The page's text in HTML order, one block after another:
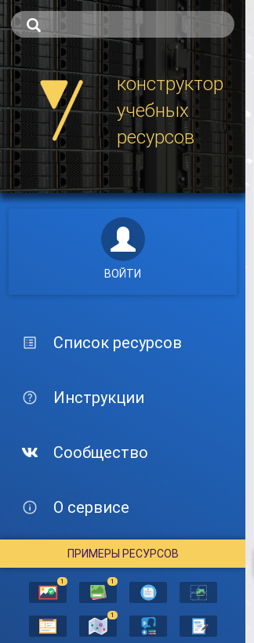
конструктор
учебных
ресурсов
ВОЙТИ
Список ресурсов
Инструкции
Сообщество
О сервисе
ПРИМЕРЫ РЕСУРСОВ
1 1
1